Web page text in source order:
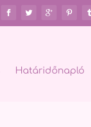
Határidőnapló